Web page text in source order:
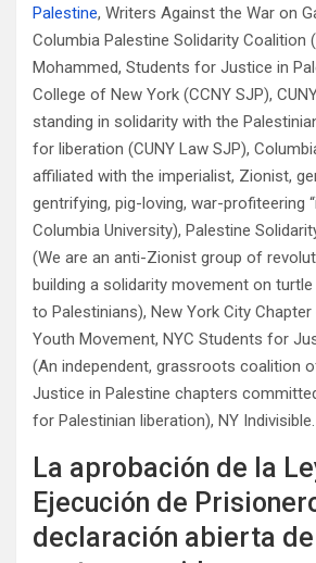
Palestine, Writers Against the War on
Columbia Palestine Solidarity Coalition
Mohammed, Students for Justice in
College of New York (CCNY SJP),
standing in solidarity with the
for liberation (CUNY Law SJP),
affiliated with the imperialist, Zionist,
gentrifying, pig-loving, war-profiteering
Columbia University), Palestine
(We are an anti-Zionist group of
building a solidarity movement on
to Palestinians), New York City
Youth Movement, NYC Students for
(An independent, grassroots coalition
Justice in Palestine chapters
for Palestinian liberation), NY Indivisible.
La aprobación de la
Ejecución de
declaración abierta